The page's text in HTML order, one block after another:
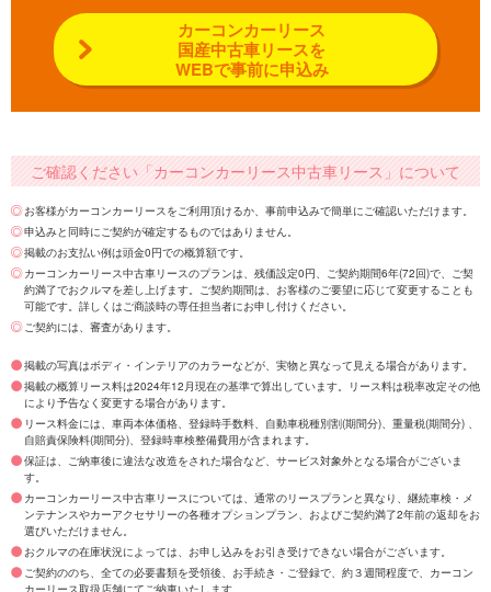
カーコンカーリース
国産中古車リースを
WEBで事前に申込み
ご確認ください「カーコンカーリース中古車リース」について
お客様がカーコンカーリースをご利用頂けるか、事前申込みで簡単にご確認いただけます。
申込みと同時にご契約が確定するものではありません。
掲載のお支払い例は頭金0円での概算額です。
カーコンカーリース中古車リースのプランは、残価設定0円、ご契約期間6年(72回)で、ご契
約満了でおクルマを差し上げます。ご契約期間は、お客様のご要望に応じて変更することも
可能です。詳しくはご商談時の専任担当者にお申し付けください。
ご契約には、審査があります。
掲載の写真はボディ・インテリアのカラーなどが、実物と異なって見える場合があります。
掲載の概算リース料は2024年12月現在の基準で算出しています。リース料は税率改定その他
により予告なく変更する場合があります。
リース料金には、車両本体価格、登録時手数料、自動車税種別割(期間分)、重量税(期間分) 、
自賠責保険料(期間分)、登録時車検整備費用が含まれます。
保証は、ご納車後に違法な改造をされた場合など、サービス対象外となる場合がございま
す。
カーコンカーリース中古車リースについては、通常のリースプランと異なり、継続車検・メ
ンテナンスやカーアクセサリーの各種オプションプラン、およびご契約満了2年前の返却をお
選びいただけません。
おクルマの在庫状況によっては、お申し込みをお引き受けできない場合がございます。
ご契約ののち、全ての必要書類を受領後、お手続き・ご登録で、約３週間程度で、カーコン